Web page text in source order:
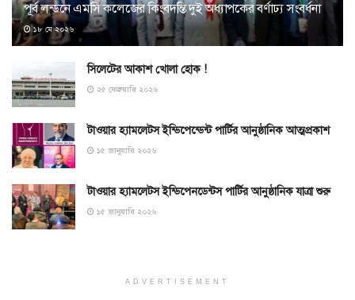
পূর্ব লন্ডনে এমসি কলেজের কিংবদন্তি দুই অধ্যাপকের বর্ণাঢ্য সংবর্ধনা
১৮ মে ২০২৬
সিলেটের আকাশ খোলা হোক !
২৫ ফেব্রুয়ারি ২০২৬
টাওয়ার হ্যামলেটস ইন্ডিপেন্ডেন্ট পার্টির আনুষ্ঠানিক আত্মপ্রকাশ
১৫ জানুয়ারি ২০২৬
টাওয়ার হ্যামলেটস ইন্ডিপেনডেন্টস পার্টির আনুষ্ঠানিক যাত্রা শুরু
১৫ জানুয়ারি ২০২৬
ADVERTISEMENT